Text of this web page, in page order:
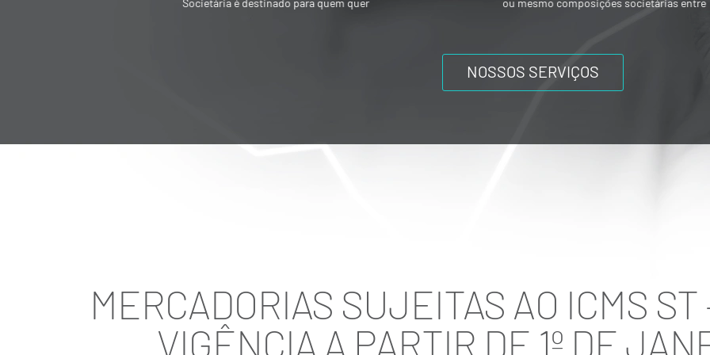
Societária é destinado para quem quer
ou mesmo composições societárias entre
NOSSOS SERVIÇOS
MERCADORIAS SUJEITAS AO ICMS
VIGÊNCIA A PARTIR DE 1º DE